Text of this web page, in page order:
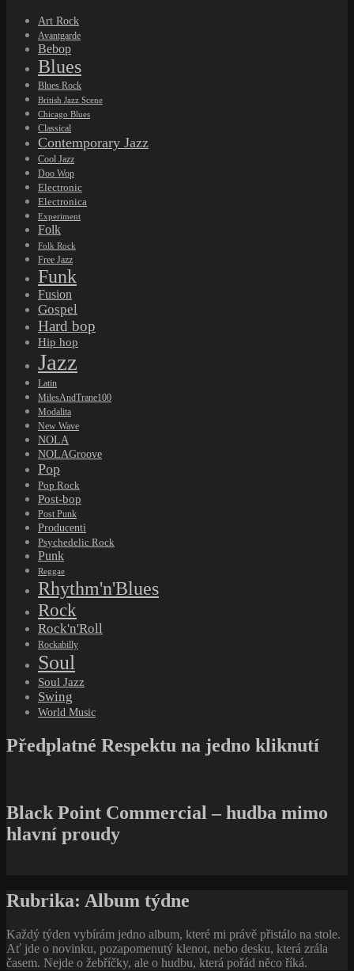
Art Rock
Avantgarde
Bebop
Blues
Blues Rock
British Jazz Scene
Chicago Blues
Classical
Contemporary Jazz
Cool Jazz
Doo Wop
Electronic
Electronica
Experiment
Folk
Folk Rock
Free Jazz
Funk
Fusion
Gospel
Hard bop
Hip hop
Jazz
Latin
MilesAndTrane100
Modalita
New Wave
NOLA
NOLAGroove
Pop
Pop Rock
Post-bop
Post Punk
Producenti
Psychedelic Rock
Punk
Reggae
Rhythm'n'Blues
Rock
Rock'n'Roll
Rockabilly
Soul
Soul Jazz
Swing
World Music
Předplatné Respektu na jedno kliknutí
Black Point Commercial – hudba mimo
hlavní proudy
Rubrika: Album týdne
Každý týden vybírám jedno album, které mi právě přistálo na stole.
Ať jde o novinku, pozapomenutý klenot, nebo desku, která zrála
časem. Nejde o žebříčky, ale o hudbu, která pořád něco říká.